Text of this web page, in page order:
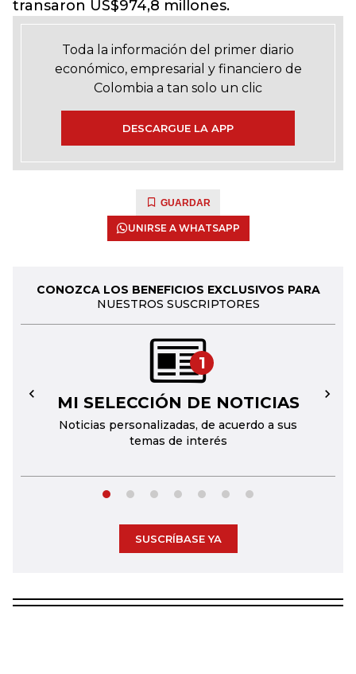
transaron US$974,8 millones.
Toda la información del primer diario
económico, empresarial y financiero de
Colombia a tan solo un clic
DESCARGUE LA APP
GUARDAR
UNIRSE A WHATSAPP
CONOZCA LOS BENEFICIOS EXCLUSIVOS PARA
NUESTROS SUSCRIPTORES
1
MI SELECCIÓN DE NOTICIAS
Noticias personalizadas, de acuerdo a sus
temas de interés
← →
SUSCRÍBASE YA